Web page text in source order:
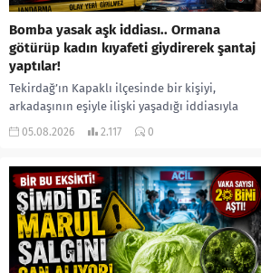
Bomba yasak aşk iddiası.. Ormana
götürüp kadın kıyafeti giydirerek şantaj
yaptılar!
Tekirdağ’ın Kapaklı ilçesinde bir kişiyi,
arkadaşının eşiyle ilişki yaşadığı iddiasıyla
ormanlık alana götürerek zorla kadın
05.08.2026 2.117 0